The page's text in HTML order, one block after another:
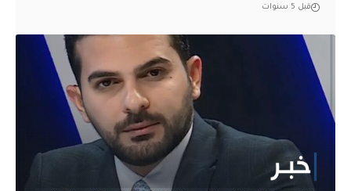
قبل 5 سنوات